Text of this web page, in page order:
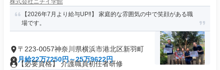
株式会社ニチイ学館
【2026年7月より給与UP‼】 家庭的な雰囲気の中で笑顔がある職
場です。
〒223-0057神奈川県横浜市港北区新羽町
月給22万7250円～25万9622円
【必要資格】 介護職員初任者研修